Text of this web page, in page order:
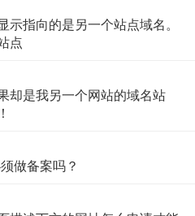
示指向的是另一个站点域名。
点
却是我另一个网站的域名站
做备案吗？